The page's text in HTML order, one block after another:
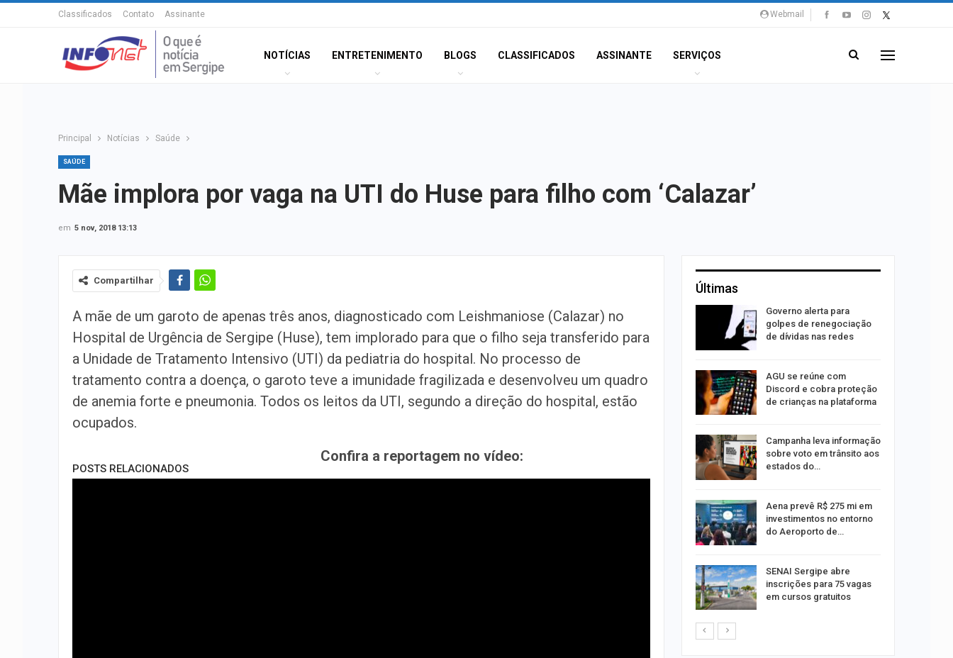
Webmail
Classificados Contato Assinante
NOTÍCIAS ENTRETENIMENTO BLOGS CLASSIFICADOS ASSINANTE SERVIÇOS
Principal Notícias Saúde
SAÚDE
Mãe implora por vaga na UTI do Huse para filho com ‘Calazar’
em 5 nov, 2018 13:13
Compartilhar
A mãe de um garoto de apenas três anos, diagnosticado com Leishmaniose (Calazar) no
Hospital de Urgência de Sergipe (Huse), tem implorado para que o filho seja transferido para
a Unidade de Tratamento Intensivo (UTI) da pediatria do hospital. No processo de
tratamento contra a doença, o garoto teve a imunidade fragilizada e desenvolveu um quadro
de anemia forte e pneumonia. Todos os leitos da UTI, segundo a direção do hospital, estão
ocupados.
POSTS RELACIONADOS
Confira a reportagem no vídeo:
Últimas
Champagne: Uma Viagem
de Pai e Filho
A Fabulosa Maquina do
Tempo
Governo alerta para
golpes de renegociação
de dívidas nas redes
AGU se reúne com
Discord e cobra proteção
de crianças na plataforma
Campanha leva informação
sobre voto em trânsito aos
estados do…
Aena prevê R$ 275 mi em
investimentos no entorno
do Aeroporto de…
SENAI Sergipe abre
inscrições para 75 vagas
em cursos gratuitos